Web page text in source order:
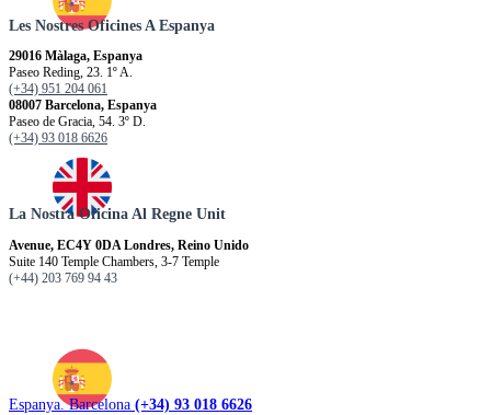
Les Nostres Oficines A Espanya
29016 Màlaga, Espanya
Paseo Reding, 23. 1º A.
(+34) 951 204 061
08007 Barcelona, Espanya
Paseo de Gracia, 54. 3º D.
(+34) 93 018 6626
La Nostra Oficina Al Regne Unit
Avenue, EC4Y 0DA Londres, Reino Unido
Suite 140 Temple Chambers, 3-7 Temple
(+44) 203 769 94 43
Espanya. Barcelona (+34) 93 018 6626